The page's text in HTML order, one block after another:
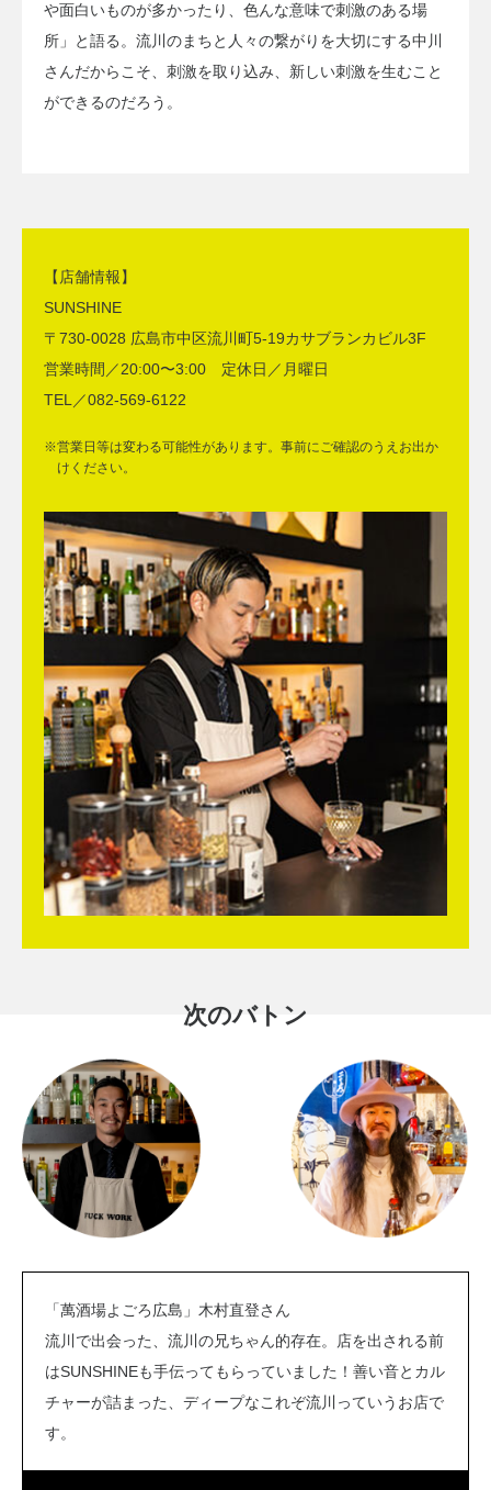
や面白いものが多かったり、色んな意味で刺激のある場
所」と語る。流川のまちと人々の繋がりを大切にする中川
さんだからこそ、刺激を取り込み、新しい刺激を生むこと
ができるのだろう。
【店舗情報】
SUNSHINE
〒730-0028 広島市中区流川町5-19カサブランカビル3F
営業時間／20:00〜3:00 定休日／月曜日
TEL／082-569-6122
※営業日等は変わる可能性があります。事前にご確認のうえお出か
けください。
次のバトン
「萬酒場よごろ広島」木村直登さん
流川で出会った、流川の兄ちゃん的存在。店を出される前
はSUNSHINEも手伝ってもらっていました！善い音とカル
チャーが詰まった、ディープなこれぞ流川っていうお店で
す。